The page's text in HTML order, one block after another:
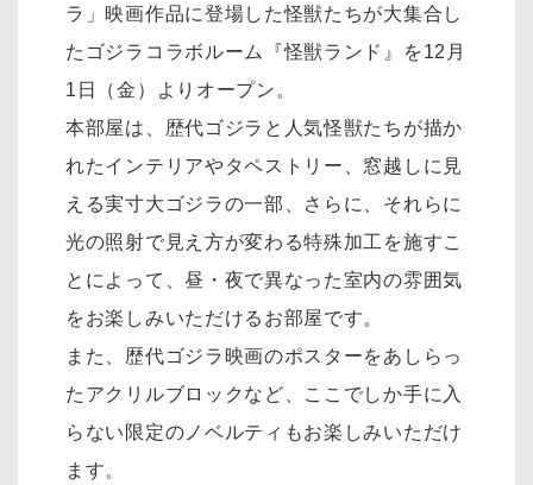
ラ」映画作品に登場した怪獣たちが大集合し
たゴジラコラボルーム『怪獣ランド』を12月
1日（金）よりオープン。
本部屋は、歴代ゴジラと人気怪獣たちが描か
れたインテリアやタペストリー、窓越しに見
える実寸大ゴジラの一部、さらに、それらに
光の照射で見え方が変わる特殊加工を施すこ
とによって、昼・夜で異なった室内の雰囲気
をお楽しみいただけるお部屋です。
また、歴代ゴジラ映画のポスターをあしらっ
たアクリルブロックなど、ここでしか手に入
らない限定のノベルティもお楽しみいただけ
ます。